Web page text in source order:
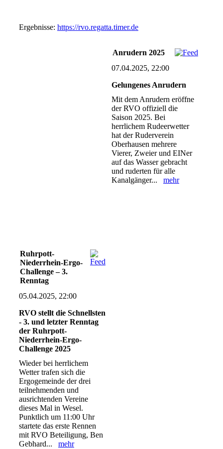
Ergebnisse: https://rvo.regatta.timer.de
Anrudern 2025
07.04.2025, 22:00
Gelungenes Anrudern
Mit dem Anrudern eröffne
der RVO offiziell die
Saison 2025. Bei
herrlichem Rudeerwetter
hat der Ruderverein
Oberhausen mehrere
Vierer, Zweier und EINer
auf das Wasser gebracht
und ruderten für alle
Kanalgänger... mehr
Ruhrpott-
Niederrhein-Ergo-
Challenge – 3.
Renntag
05.04.2025, 22:00
RVO stellt die Schnellsten
- 3. und letzter Renntag
der Ruhrpott-
Niederrhein-Ergo-
Challenge 2025
Wieder bei herrlichem
Wetter trafen sich die
Ergogemeinde der drei
teilnehmenden und
ausrichtenden Vereine
dieses Mal in Wesel.
Punktlich um 11:00 Uhr
startete das erste Rennen
mit RVO Beteiligung, Ben
Gebhard... mehr